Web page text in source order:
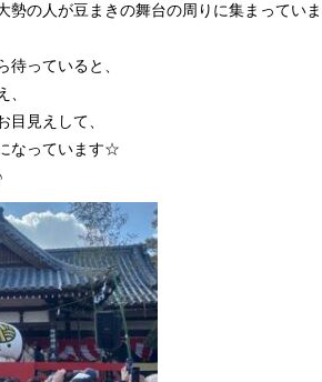
勢の人が豆まきの舞台の周りに集まっていま
待っていると、
、
目見えして、
なっています☆